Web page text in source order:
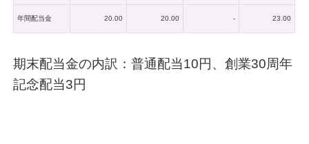
年間配当金 20.00 20.00 - 23.00
期末配当金の内訳：普通配当10円、創業30周年
記念配当3円